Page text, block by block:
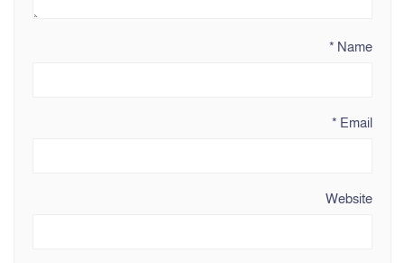
Name
*
Email
*
Website